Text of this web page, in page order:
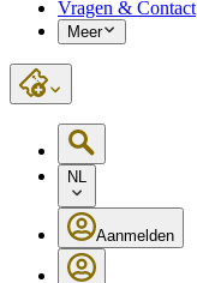
Vragen & Contact
Meer
NL
Aanmelden